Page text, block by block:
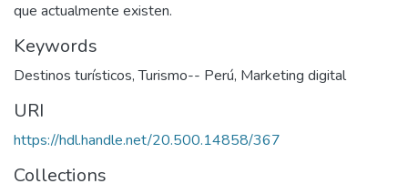
que actualmente existen.
Keywords
Destinos turísticos,Turismo-- Perú, Marketing digital
URI
https://hdl.handle.net/20.500.14858/367
Collections